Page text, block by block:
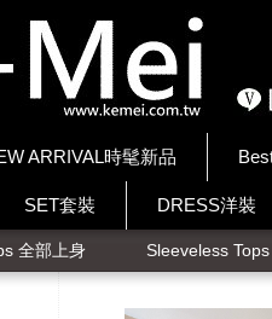
ARRIVAL時髦新品
SET套裝 DRESS洋裝
全部上身 Sleeveless